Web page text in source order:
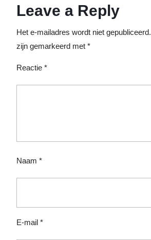
Leave a Reply
Het e-mailadres wordt niet gepubliceerd.
zijn gemarkeerd met *
Reactie *
Naam *
E-mail *